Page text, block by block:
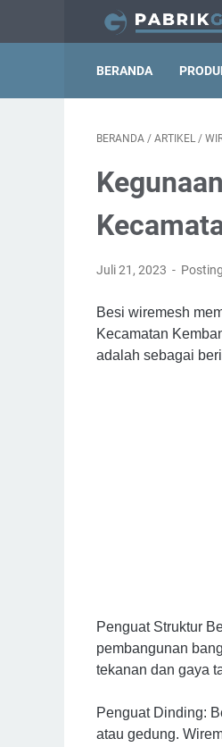
BERANDA
BERANDA / ARTIKEL /
Juli 21, 2023
Besi wiremesh
Kecamatan
adalah sebagai
Penguat Struktur
pembangunan
tekanan dan gaya
Penguat Dinding:
atau gedung.